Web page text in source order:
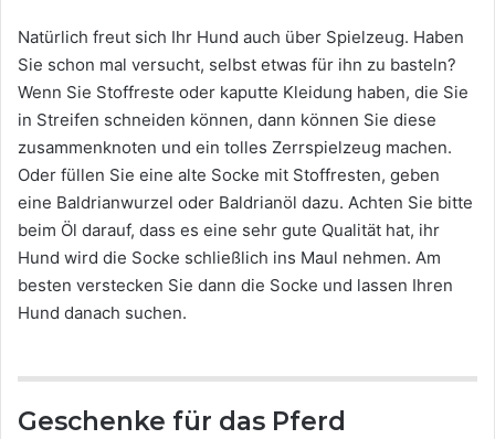
Natürlich freut sich Ihr Hund auch über Spielzeug. Haben
Sie schon mal versucht, selbst etwas für ihn zu basteln?
Wenn Sie Stoffreste oder kaputte Kleidung haben, die Sie
in Streifen schneiden können, dann können Sie diese
zusammenknoten und ein tolles Zerrspielzeug machen.
Oder füllen Sie eine alte Socke mit Stoffresten, geben
eine Baldrianwurzel oder Baldrianöl dazu. Achten Sie bitte
beim Öl darauf, dass es eine sehr gute Qualität hat, ihr
Hund wird die Socke schließlich ins Maul nehmen. Am
besten verstecken Sie dann die Socke und lassen Ihren
Hund danach suchen.
Geschenke für das Pferd